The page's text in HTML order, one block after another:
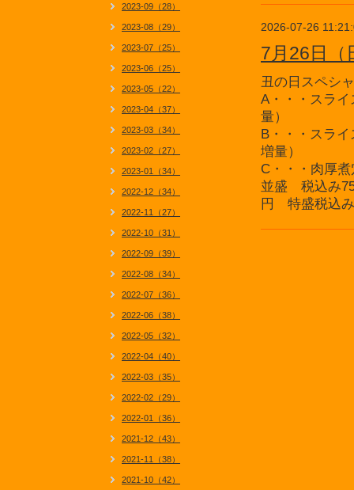
2026-07-26
7月26日（
丑の日スペシ
A・・・スラ
量）
B・・・スラ
増量）
C・・・肉厚
並盛 税込み
円 特盛税込
2023-09（28）
2023-08（29）
2023-07（25）
2023-06（25）
2023-05（22）
2023-04（37）
2023-03（34）
2023-02（27）
2023-01（34）
2022-12（34）
2022-11（27）
2022-10（31）
2022-09（39）
2022-08（34）
2022-07（36）
2022-06（38）
2022-05（32）
2022-04（40）
2022-03（35）
2022-02（29）
2022-01（36）
2021-12（43）
2021-11（38）
2021-10（42）